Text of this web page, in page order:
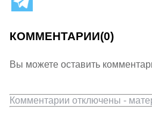
КОММЕНТАРИИ(0)
Вы можете оставить
Комментарии отключены -